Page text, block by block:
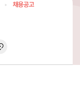
채용공고